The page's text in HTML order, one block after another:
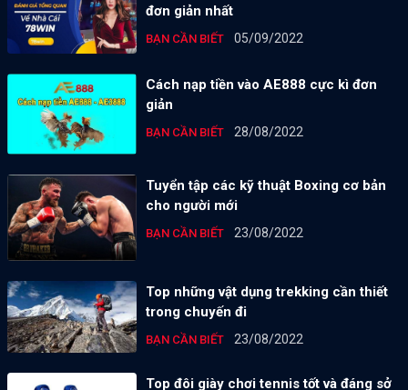
đơn giản nhất
BẠN CẦN BIẾT 05/09/2022
Cách nạp tiền vào AE888 cực kì đơn
giản
BẠN CẦN BIẾT 28/08/2022
Tuyển tập các kỹ thuật Boxing cơ bản
cho người mới
BẠN CẦN BIẾT 23/08/2022
Top những vật dụng trekking cần thiết
trong chuyến đi
BẠN CẦN BIẾT 23/08/2022
Top đôi giày chơi tennis tốt và đáng sở